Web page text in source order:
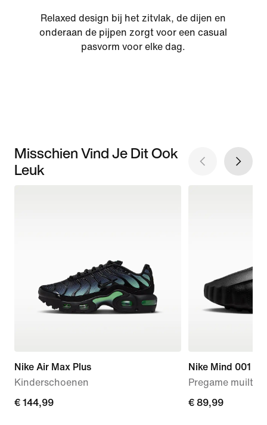
Relaxed design bij het zitvlak, de dijen en
onderaan de pijpen zorgt voor een casual
pasvorm voor elke dag.
Misschien Vind Je Dit Ook
Leuk
Nike Air Max Plus
Kinderschoenen
€ 144,99
€ 144,99
Nike Mind 001
Pregame
€ 89,99
€ 89,99